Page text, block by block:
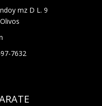
mz D L. 9
7632